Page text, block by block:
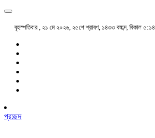
বৃহস্পতিবার , ২১ মে ২০২৬, ২৫শে শ্রাবণ, ১৪৩৩ বঙ্গাব্দ, বিকাল ৫:১৪
প্রচ্ছদ